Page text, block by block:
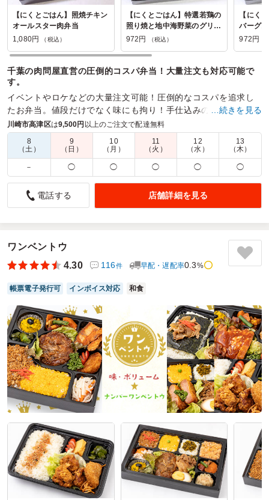
【にくとごはん】照焼チキン
オールスター肉弁当
1,080円
（税込）
【にくとごはん】特選若鶏の
照り焼と地中海野菜のグリル
弁当
972円 （税込）
【にく
バーグ
のグリ
972円
千葉の肉問屋直営の圧倒的コスパ弁当！大量注文も対応可能で
す。
イベントやロケなどの大量注文可能！圧倒的なコスパを追求し
たお弁当。値段だけでなく味にも拘り！手仕込みの唐揚げや定
番の生姜焼きなどもラインナップ！
商品数： 締切日時： 1日前10:00 価格帯：
864円～1,404円
配達時間：
6:00～17:00
配達の方がとてもご丁寧な方でした
5.0
も想定内で収めることができ美味しく満足です！また利用さ
参加者の年齢：20代～30代男女比：男女混合
神奈川県川崎市高津区久本
にくとごはんの口コミをもっと見る
…続きを見る
川崎市高津区は9,500円 以上のご注文で配達無料
8
（土）
9
（日）
10
（月）
11
（火）
12
（水）
13
（木）
－ ◯ ◯ ◯ ◯ ◯
電話する 店舗詳細を見る
ワンベントウ
4.30
116件 早配・遅配率0.3%
帳票電子発行可 インボイス対応 和食